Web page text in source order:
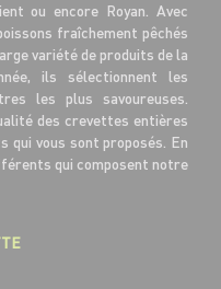
ou encore Royan. Avec
fraîchement pêchés
variété de produits de la
ils sélectionnent les
les plus savoureuses.
des crevettes entières
qui vous sont proposés. En
qui composent notre